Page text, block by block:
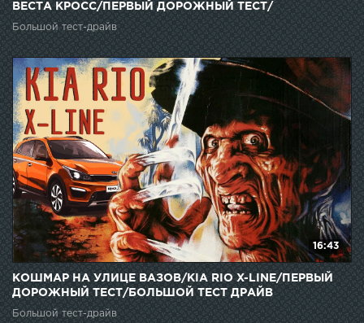
ВЕСТА КРОСС/ПЕРВЫЙ ДОРОЖНЫЙ ТЕСТ/
ЭКСКЛЮЗИВ!
Большой тест-драйв
16:43
КОШМАР НА УЛИЦЕ ВАЗОВ/KIA RIO X-LINE/ПЕРВЫЙ
ДОРОЖНЫЙ ТЕСТ/БОЛЬШОЙ ТЕСТ ДРАЙВ
Большой тест-драйв